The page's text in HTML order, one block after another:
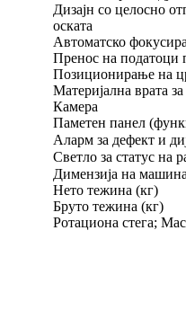
Дизајн со целосно
оската
Автоматско
Пренос на податоци
Позиционирање на
Материјална врата
Камера
Паметен панел
Аларм за дефект и
Светло за статус на
Димензија на
Нето тежина (кг)
Бруто тежина (кг)
Ротациона стега;